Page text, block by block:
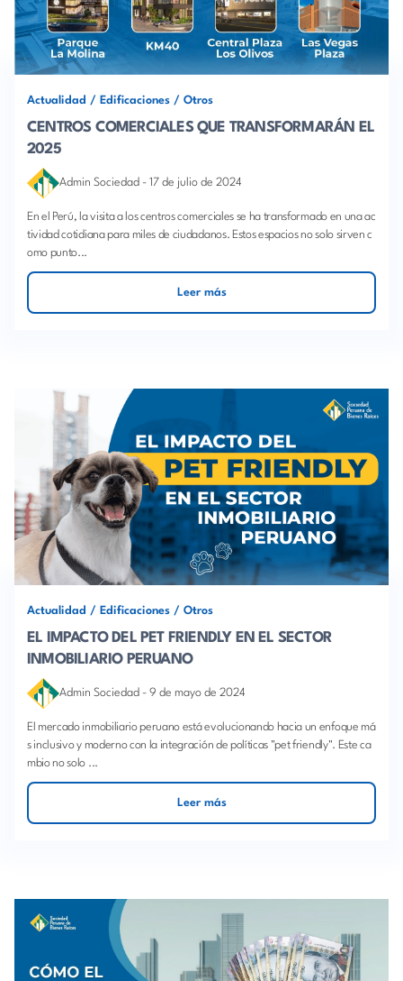
Actualidad / Edificaciones / Otros
CENTROS COMERCIALES QUE TRANSFORMARÁN EL
2025
Admin Sociedad - 17 de julio de 2024
En el Perú, la visita a los centros comerciales se ha transformado en una ac
tividad cotidiana para miles de ciudadanos. Estos espacios no solo sirven c
omo punto...
Leer más
Actualidad / Edificaciones / Otros
EL IMPACTO DEL PET FRIENDLY EN EL SECTOR
INMOBILIARIO PERUANO
Admin Sociedad - 9 de mayo de 2024
El mercado inmobiliario peruano está evolucionando hacia un enfoque má
s inclusivo y moderno con la integración de políticas "pet friendly". Este ca
mbio no solo ...
Leer más